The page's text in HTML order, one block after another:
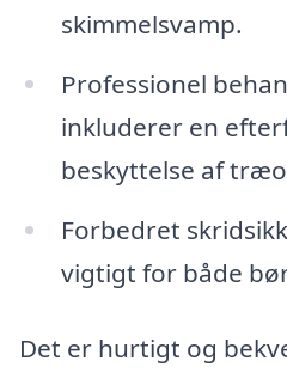
skimmelsvamp.
Professionel
inkluderer en
beskyttelse af
Forbedret
vigtigt for både
Det er hurtigt og